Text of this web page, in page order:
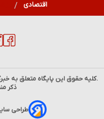
۱۶
اقتصادی
ورزشی
.کلیه حقوق این پایگاه متعلق به
ذکر
طراحی